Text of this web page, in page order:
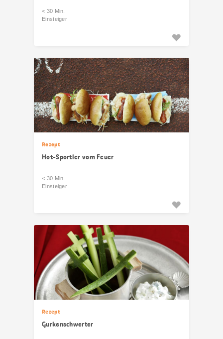
< 30 Min.
Einsteiger
Rezept
Hot-Sportler vom Feuer
< 30 Min.
Einsteiger
Rezept
Gurkenschwerter